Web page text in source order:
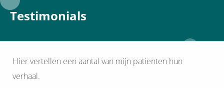
Testimonials
Hier vertellen een aantal van mijn patiënten hun
verhaal.